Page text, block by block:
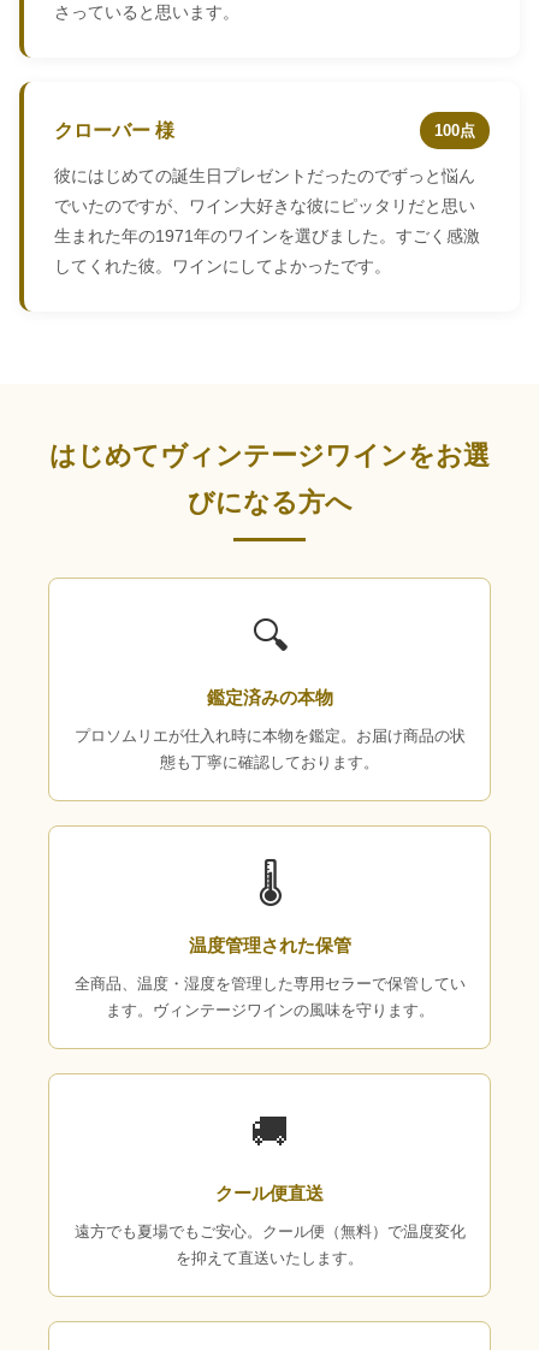
さっていると思います。
クローバー 様 100点
彼にはじめての誕生日プレゼントだったのでずっと悩ん
でいたのですが、ワイン大好きな彼にピッタリだと思い
生まれた年の1971年のワインを選びました。すごく感激
してくれた彼。ワインにしてよかったです。
はじめてヴィンテージワインをお選
びになる方へ
🔍
鑑定済みの本物
プロソムリエが仕入れ時に本物を鑑定。お届け商品の状
態も丁寧に確認しております。
🌡
温度管理された保管
全商品、温度・湿度を管理した専用セラーで保管してい
ます。ヴィンテージワインの風味を守ります。
🚚
クール便直送
遠方でも夏場でもご安心。クール便（無料）で温度変化
を抑えて直送いたします。